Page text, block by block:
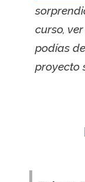
curso,
podías
proyecto